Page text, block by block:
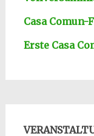
Casa Comun-
Erste Casa